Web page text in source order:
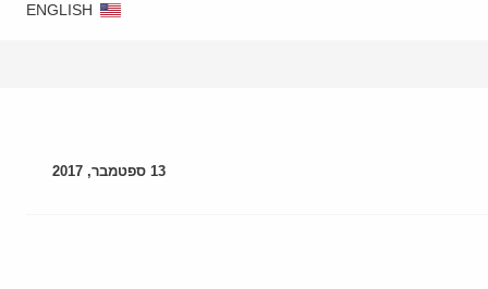
ENGLISH
13 ספטמבר, 2017